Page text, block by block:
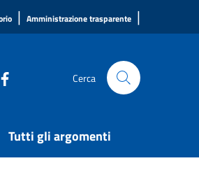
| Amministrazione trasparente |
Cerca
Tutti gli argomenti